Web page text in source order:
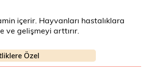
içerir. Hayvanları hastalıklara
ve gelişmeyi arttırır.
Özel